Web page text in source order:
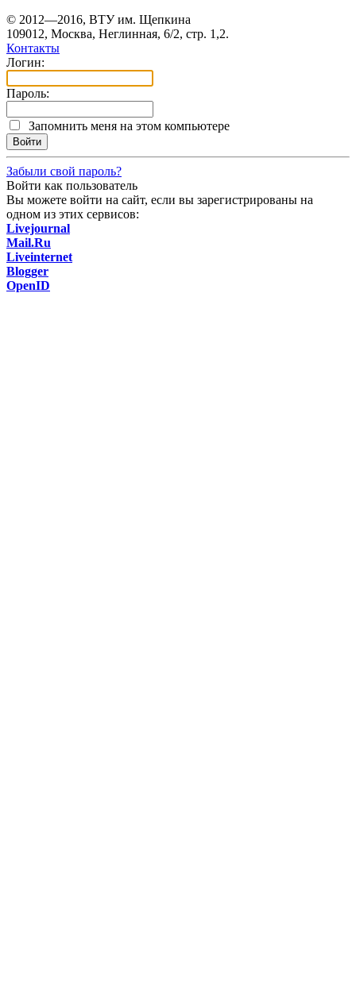
© 2012—2016, ВТУ им. Щепкина
109012, Москва, Неглинная, 6/2, стр. 1,2.
Контакты
Логин:
Пароль:
Запомнить меня на этом компьютере
Забыли свой пароль?
Войти как пользователь
Вы можете войти на сайт, если вы зарегистрированы на
одном из этих сервисов:
Livejournal
Mail.Ru
Liveinternet
Blogger
OpenID